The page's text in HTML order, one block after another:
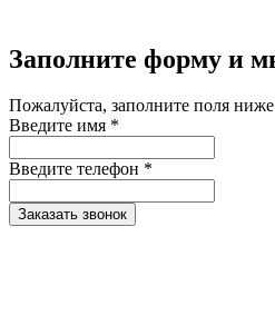
Заполните форму и
Пожалуйста, заполните поля ниже
Введите имя *
Введите телефон *